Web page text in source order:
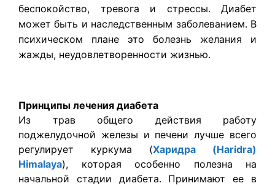
беспокойство, тревога и стрессы. Диабет
может быть и наследственным заболеванием. В
психическом плане это болезнь желания и
жажды, неудовлетворенности жизнью.
Принципы лечения диабета
Из трав общего действия работу
поджелудочной железы и печени лучше всего
регулирует куркума (Харидра (Haridra)
Himalaya), которая особенно полезна на
начальной стадии диабета. Принимают ее в